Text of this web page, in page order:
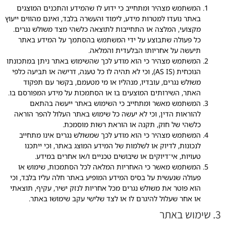
המשתמש מצהיר ומתחייב כי ידוע לו שהמידע והתכנים המוצגים
באתר נועדו למטרות מידע, לימוד והעשרה בלבד, ואינם מהווים ייעוץ
מקצועי, המלצה או התחייבות לתוצאה כלשהי מצד משולש נגרים.
כל פעולה שתבוצע על ידי המשתמש בהסתמך על המידע באתר
תיעשה על אחריותו הבלעדית והמלאה.
המשתמש מצהיר כי הוא מודע לכך שהשימוש באתר ניתן במתכונתו
הנוכחית (AS IS), וכי לא תהיה לו כל טענה, דרישה או תביעה כלפי
משולש נגרים, עובדיו, מנהליו או מי מטעמם, בקשר עם תפקוד
האתר, השירותים המוצעים בו או הסתמכות על מידע המפורסם בו.
המשתמש מאשר ומתחייב כי השימוש באתר ייעשה בהתאם
להוראות הדין, וכי לא יעשה כל שימוש באתר העלול להפר הוראה
כלשהי של חוק, תקנה או הוראת רשות מוסמכת.
המשתמש מצהיר כי הוא מודע לכך שמשולש נגרים אינו מתחייב
לנכונות, לדיוק או לשלמות של המידע המוצג באתר, וכי ייתכנו
טעויות, אי־דיוקים או שיבושים טכניים ו/או אחרים במידע.
המשתמש מאשר כי האחריות המלאה לכל הסתמכות, שימוש או
פעולה שנעשית על בסיס המידע המופיע באתר חלה עליו בלבד, וכי
הוא פוטר את משולש נגרים מכל אחריות לנזק ישיר, עקיף, תוצאתי
או אחר שעלול להיגרם לו או לצד שלישי עקב שימושו באתר.
3. שימוש באתר